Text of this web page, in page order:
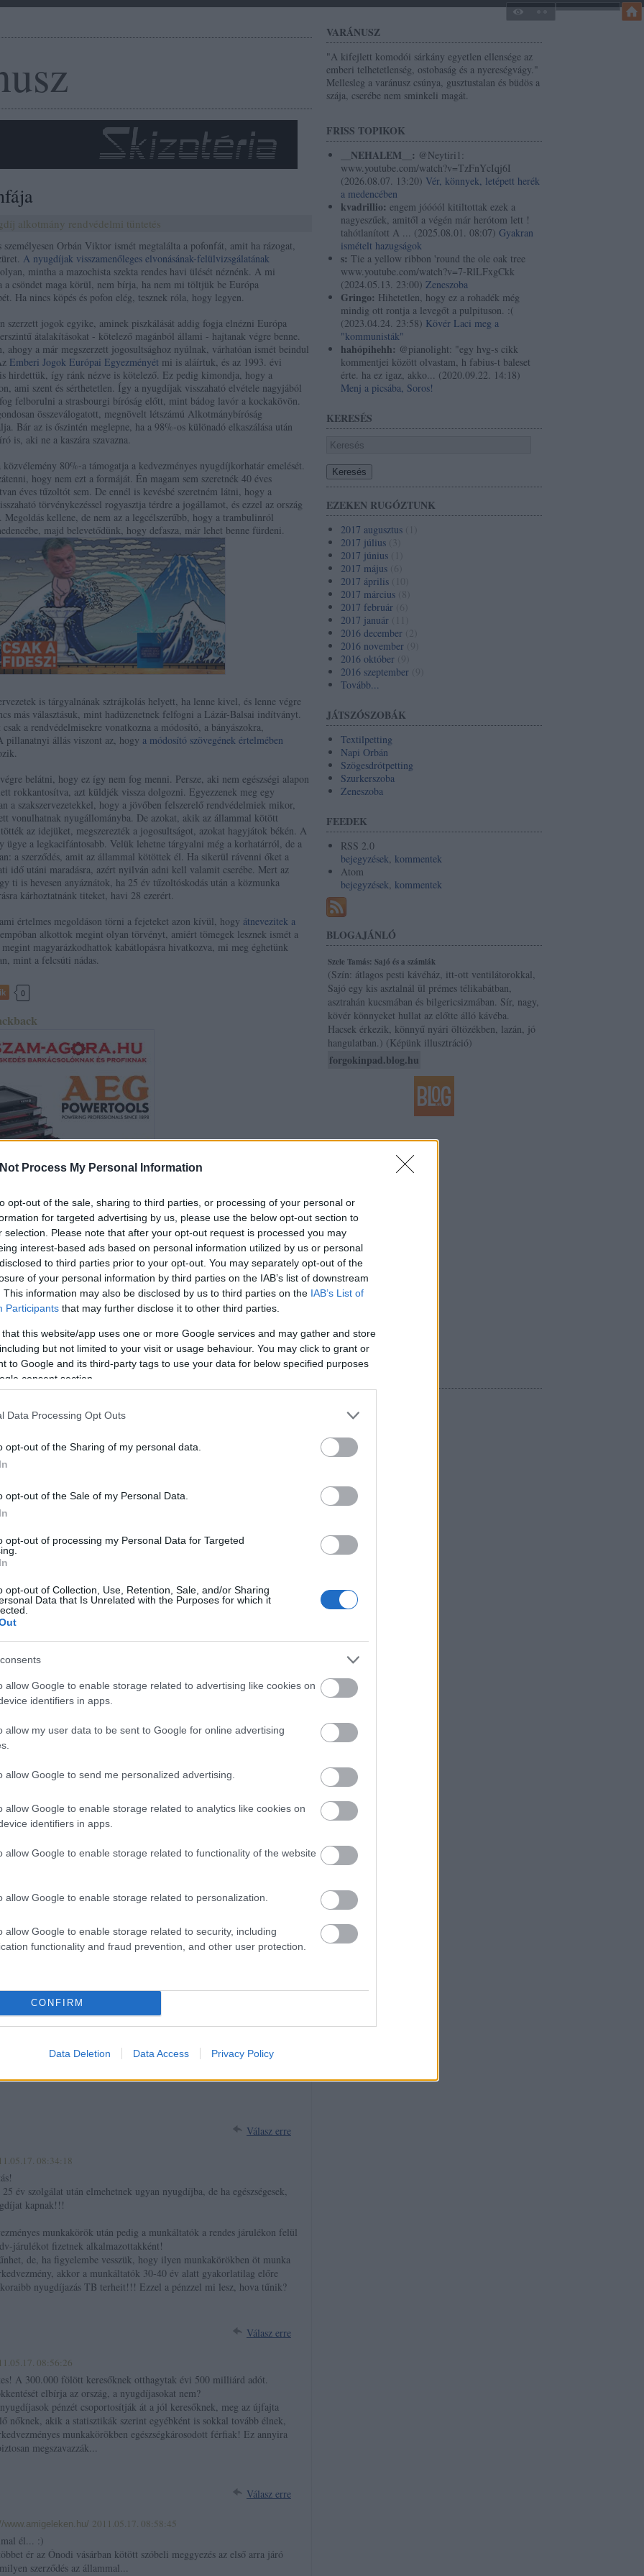
Process My Personal Information
opt-out of the sale, sharing to third parties, or processing of your personal or
for targeted advertising by us, please use the below opt-out section to
selection. Please note that after your opt-out request is processed you may
interest-based ads based on personal information utilized by us or personal
to third parties prior to your opt-out. You may separately opt-out of the
of your personal information by third parties on the IAB’s list of downstream
This information may also be disclosed by us to third parties on the IAB’s List of
Participants that may further disclose it to other third parties.
that this website/app uses one or more Google services and may gather and store
but not limited to your visit or usage behaviour. You may click to grant or
to Google and its third-party tags to use your data for below specified purposes
consent section.
Data Processing Opt Outs
opt-out of the Sharing of my personal data.
opt-out of the Sale of my Personal Data.
opt-out of processing my Personal Data for Targeted
opt-out of Collection, Use, Retention, Sale, and/or Sharing
Data that Is Unrelated with the Purposes for which it
allow Google to enable storage related to advertising like cookies on
identifiers in apps.
allow my user data to be sent to Google for online advertising
allow Google to send me personalized advertising.
allow Google to enable storage related to analytics like cookies on
identifiers in apps.
allow Google to enable storage related to functionality of the website
allow Google to enable storage related to personalization.
allow Google to enable storage related to security, including
functionality and fraud prevention, and other user protection.
CONFIRM
Data Deletion Data Access Privacy Policy
VARÁNUSZ
"A kifejlett komodói sárkány egyetlen ellensége az
emberi telhetetlenség, ostobaság és a nyereségvágy."
Mellesleg a varánusz csúnya, gusztustalan és büdös a
szája, cserébe nem sminkeli magát.
FRISS TOPIKOK
__NEHALEM__: @Neytiri1:
www.youtube.com/watch?v=TzFnYcIqj6I
(2026.08.07. 13:20) Vér, könnyek, letépett herék
a medencében
kvadrillio: engem jóóóól kitiltottak ezek a
nagyeszűek, amitől a végén már herótom lett !
tahótlanított A ... (2025.08.01. 08:07) Gyakran
ismételt hazugságok
s: Tie a yellow ribbon 'round the ole oak tree
www.youtube.com/watch?v=7-RlLFxgCkk
(2024.05.13. 23:00) Zeneszoba
Gringo: Hihetetlen, hogy ez a rohadék még
mindig ott rontja a levegőt a pulpituson. :(
(2023.04.24. 23:58) Kövér Laci meg a
"kommunisták"
hahópihehh: @pianolight: "egy hvg-s cikk
kommentjei között olvastam, h fabius-t baleset
érte. ha ez igaz, akko... (2020.09.22. 14:18)
Menj a picsába, Soros!
KERESÉS
EZEKEN RUGÓZTUNK
2017 augusztus
2017 július
2017 június
2017 május
2017 április
2017 március
2017 február
2017 január
2016 december
2016 november
2016 október
2016 szeptember
Tovább...
JÁTSZÓSZOBÁK
Textilpetting
Napi Orbán
Szögesdrótpetting
Szurkerszoba
Zeneszoba
FEEDEK
RSS 2.0
bejegyzések, kommentek
Atom
bejegyzések, kommentek
BLOGAJÁNLÓ
Szele Tamás: Sajó és a számlák
(Szín: átlagos pesti kávéház, itt-ott ventilátorokkal,
Sajó egy kis asztalnál ül prémes télikabátban,
asztrahán kucsmában és bilgericsizmában. Sír, nagy,
kövér könnyeket hullat az előtte álló kávéba.
Hacsek érkezik, könnyű nyári öltözékben, lazán, jó
hangulatban.) (Képünk illusztráció)
forgokinpad.blog.hu
alkotmány rendvédelmi tüntetés
Orbán Viktor ismét megtalálta a pofonfát, amit ha rázogat,
A nyugdíjak visszamenőleges elvonásának-felülvizsgálatának
olyan, mintha a mazochista szekta rendes havi ülését néznénk. A mi
a csöndet maga körül, nem bírja, ha nem mi töltjük be Európa
Ha nincs köpés és pofon elég, tesznek róla, hogy legyen.
szerzett jogok egyike, aminek piszkálását addig fogja elnézni Európa
átalakításokat - kötelező magánból állami - hajtanak végre benne.
ahogy a már megszerzett jogosultsághoz nyúlnak, várhatóan ismét beindul
Emberi Jogok Európai Egyezményét mi is aláírtuk, és az 1993. évi
hirdettük, így ránk nézve is kötelező. Ez pedig kimondja, hogy a
ami szent és sérthetetlen. Így a nyugdíjak visszaható elvétele nagyjából
felborulni a strasbourgi bíróság előtt, mint bádog lavór a kockakövön.
összeválogatott, megnövelt létszámú Alkotmánybíróság
Bár az is őszintén meglepne, ha a 98%-os különadó elkaszálása után
is, aki ne a kaszára szavazna.
80%-a támogatja a kedvezményes nyugdíjkorhatár emelését.
hogy nem ezt a formáját. Én magam sem szeretnék 40 éves
éves tűzoltót sem. De ennél is kevésbé szeretném látni, hogy a
törvénykezéssel rogyasztja térdre a jogállamot, és ezzel az ország
Megoldás kellene, de nem az a legcélszerűbb, hogy a trambulinról
majd belevetődünk, hogy defasza, már lehet benne fürdeni.
is tárgyalnának sztrájkolás helyett, ha lenne kivel, és lenne végre
más választásuk, mint hadüzenetnek felfogni a Lázár-Balsai indítványt.
a rendvédelmisekre vonatkozna a módosító, a bányászokra,
pillanatnyi állás viszont az, hogy a módosító szövegének értelmében
belátni, hogy ez így nem fog menni. Persze, aki nem egészségi alapon
rokkantosítva, azt küldjék vissza dolgozni. Egyezzenek meg egy
a szakszervezetekkel, hogy a jövőben felszerelő rendvédelmiek mikor,
vonulhatnak nyugállományba. De azokat, akik az állammal kötött
az idejüket, megszerezték a jogosultságot, azokat hagyjátok békén. A
ügye a legkacifántosabb. Velük lehetne tárgyalni még a korhatárról, de a
a szerződés, amit az állammal kötöttek él. Ha sikerül rávenni őket a
idő utáni maradásra, azért nyilván adni kell valamit cserébe. Mert az
ti is hevesen anyáznátok, ha 25 év tűzoltóskodás után a közmunka
kárhoztatnánk titeket, havi 28 ezerért.
értelmes megoldáson törni a fejeteket azon kívül, hogy átnevezitek a
alkottok megint olyan törvényt, amiért tömegek lesznek ismét a
magyarázkodhattok kabátlopásra hivatkozva, mi meg éghetünk
mint a felcsúti nádas.
0
címe:
api/trackback/id/2910132
a vidéki életről és programokat készíteni pusztán statisztikai
valóság mindig sokkal összetettebb.
karantén 2011.05.18. 00:27:30
rendelkezik. Óriási fölhatalmazást kapott, akár új alkotmányt is
éljen a munka!
Ha mozgásképtelen majd kap ülőmunkát, ha ágyhoz kötött majd a
ellátás lesz a faszfej rokkantnyugdíjból
összefüggésben járó különféle jelenlegi ellátásokat. A csirkebaszó
egészségkárosodási ellátás lehet, derül ki a szopottgomb...
forint a tét 2011.05.17. 08:10:22
szopott rokkantnyugdíjakat alkotmánymódosítás nélkül is bármikor el
aggályok merülhetnek fel. Ezt kukizták...
értük a
Drais der Freiherr von Sauerbronn ·http://darazskarcsi.blog.hu
lépő alkotmány tiltani fogja a visszamenőleges hatályú törvényalkotást.
Viktor az országot pofozza, nem a zemberek őt.
Válasz erre
08:34:18
év szolgálat után elmehetnek ugyan nyugdíjba, de ha egészségesek,
kapnak!!!
munkakörök után pedig a munkáltatók a rendes járulékon felül
járulékot fizetnek alkalmazottakként!
de, ha figyelembe vesszük, hogy ilyen munkakörökben öt munka
akkor a munkáltatók 30-40 év alatt gyakorlatilag előre
nyugdíjazás TB terheit!!! Ezzel a pénzzel mi lesz, hova tűnik?
Válasz erre
08:56:26
A 300.000 fölött keresőknek otthagytak évi 500 milliárd adót.
elbírja az ország, a nyugdíjasokat nem?
pénzét csoportosítják át a jól keresőknek, meg az újfajta
nőknek, akik a statisztikák szerint egyébként is sokkal tovább élnek,
munkakörökben egészségkárosodott férfiak! Ez annyira
megszavazzák...
Válasz erre
www.amigeleken.hu/ 2011.05.17. 08:58:45
él... :)
ér az Ónodi vásárban kötött szóbeli meggyezés az első arra járó
szerződés az állammal...